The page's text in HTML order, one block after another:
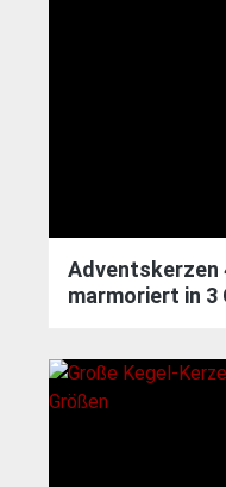
Adventskerzen
marmoriert in 3